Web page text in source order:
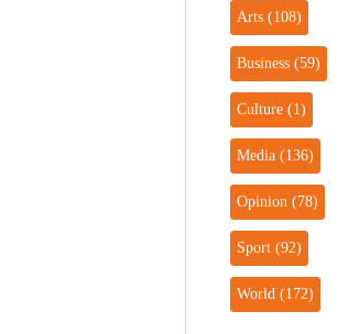
Arts(108)
Business(59)
Culture(1)
Media(136)
Opinion(78)
Sport(92)
World(172)